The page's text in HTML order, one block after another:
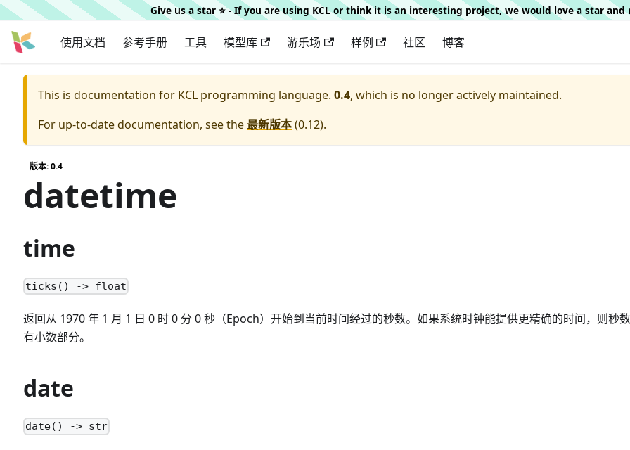
Give us a star ⭐️ - If you are using KCL or think it is an interesting project, we would love a star and
使用文档 参考手册 工具 模型库 游乐场 样例 社区 博客
This is documentation for KCL programming language. 0.4, which is no longer actively maintained.
For up-to-date documentation, see the最新版本(0.12).
版本: 0.4
datetime
time
ticks() -> float
返回从 1970 年 1 月 1 日 0 时 0 分 0 秒（Epoch）开始到当前时间经过的秒数。如果系统时钟能提供更精确的时间，则秒
有小数部分。
date
date() -> str